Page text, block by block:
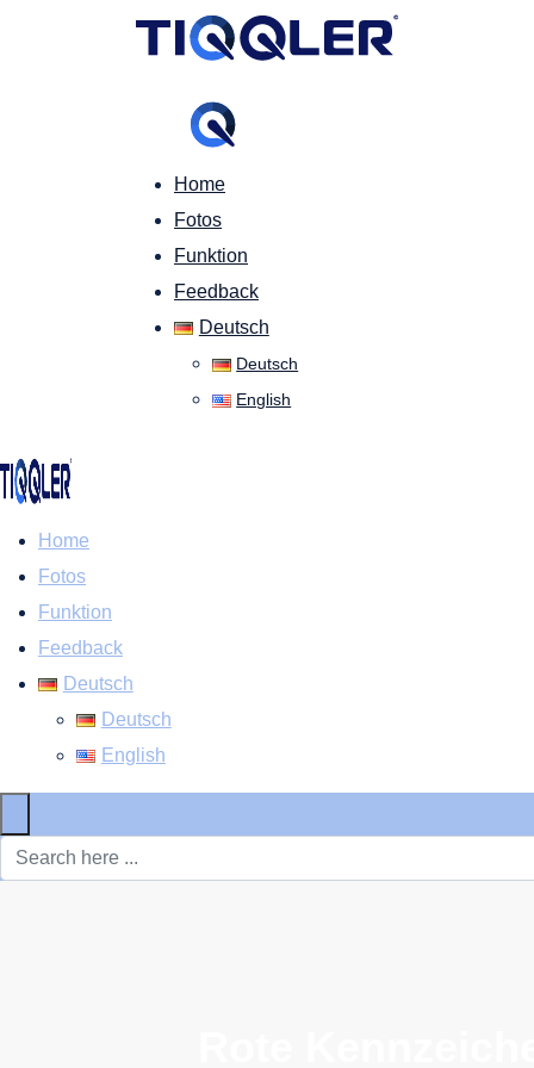
Home
Fotos
Funktion
Feedback
Deutsch
Deutsch
English
Home
Fotos
Funktion
Feedback
Deutsch
Deutsch
English